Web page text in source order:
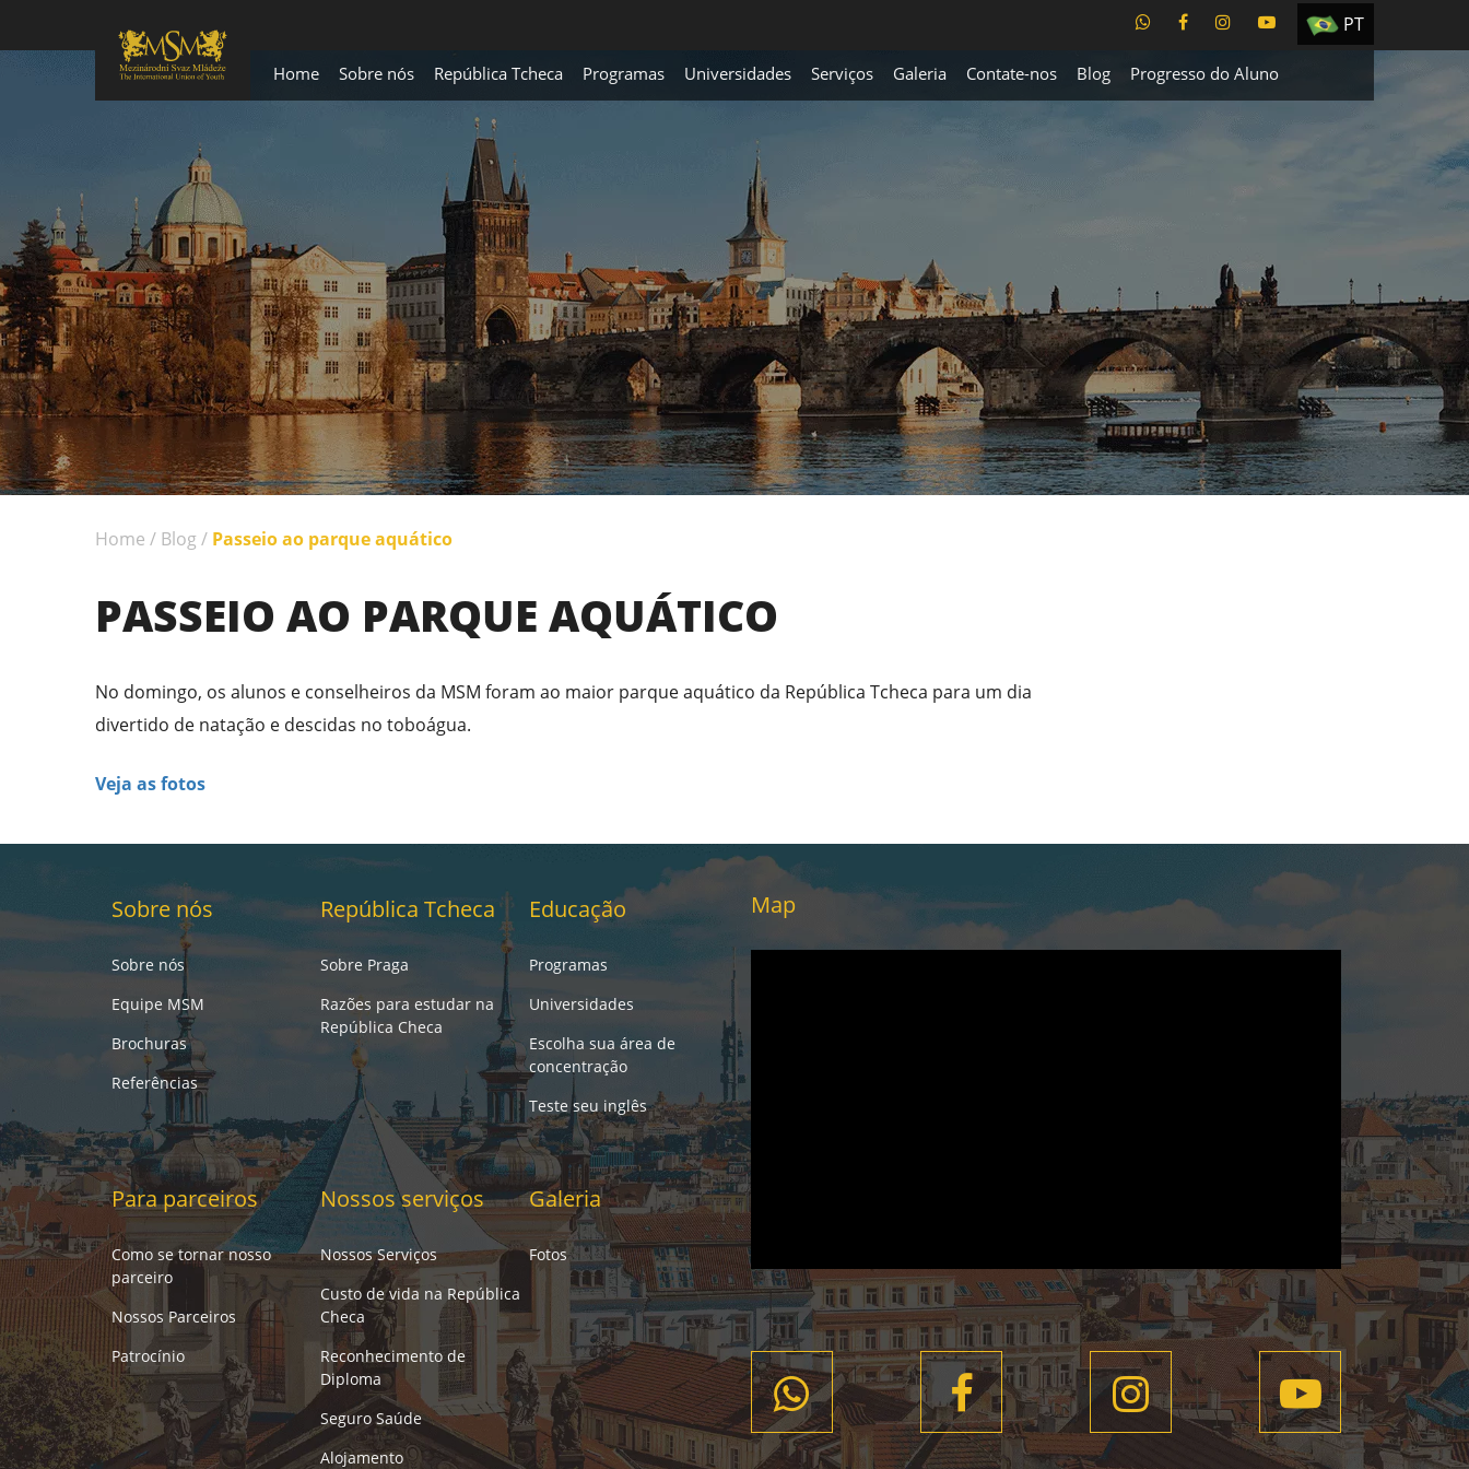
ES
PT
Home Sobre nós República Tcheca Programas Universidades Serviços Galeria Contate-nos Blog Progresso do Aluno
Home / Blog / Passeio ao parque aquático
PASSEIO AO PARQUE AQUÁTICO
No domingo, os alunos e conselheiros da MSM foram ao maior parque aquático da República Tcheca para um dia
divertido de natação e descidas no toboágua.
Veja as fotos
Sobre nós
Sobre nós
Equipe MSM
Brochuras
Referências
República Tcheca
Sobre Praga
Razões para estudar na
República Checa
Educação
Programas
Universidades
Escolha sua área de
concentração
Teste seu inglês
Para parceiros
Como se tornar nosso
parceiro
Nossos Parceiros
Patrocínio
Nossos serviços
Nossos Serviços
Custo de vida na República
Checa
Reconhecimento de
Diploma
Seguro Saúde
Alojamento
Galeria
Fotos
Map